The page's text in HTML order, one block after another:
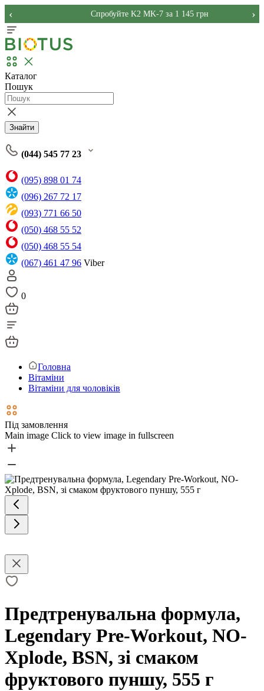
Спробуйте K2 MK-7 за 1 145 грн
‹ ›
Каталог
Пошук
Знайти
(044) 545 77 23
(095) 898 01 74
(096) 267 72 17
(093) 771 66 50
(050) 468 55 52
(050) 468 55 54
(067) 461 47 96 Viber
0
Головна
Вітаміни
Вітаміни для чоловіків
Під замовлення
Main image Click to view image in fullscreen
Предтренувальна формула,
Legendary Pre-Workout, NO-
Xplode, BSN, зі смаком
фруктового пуншу, 555 г